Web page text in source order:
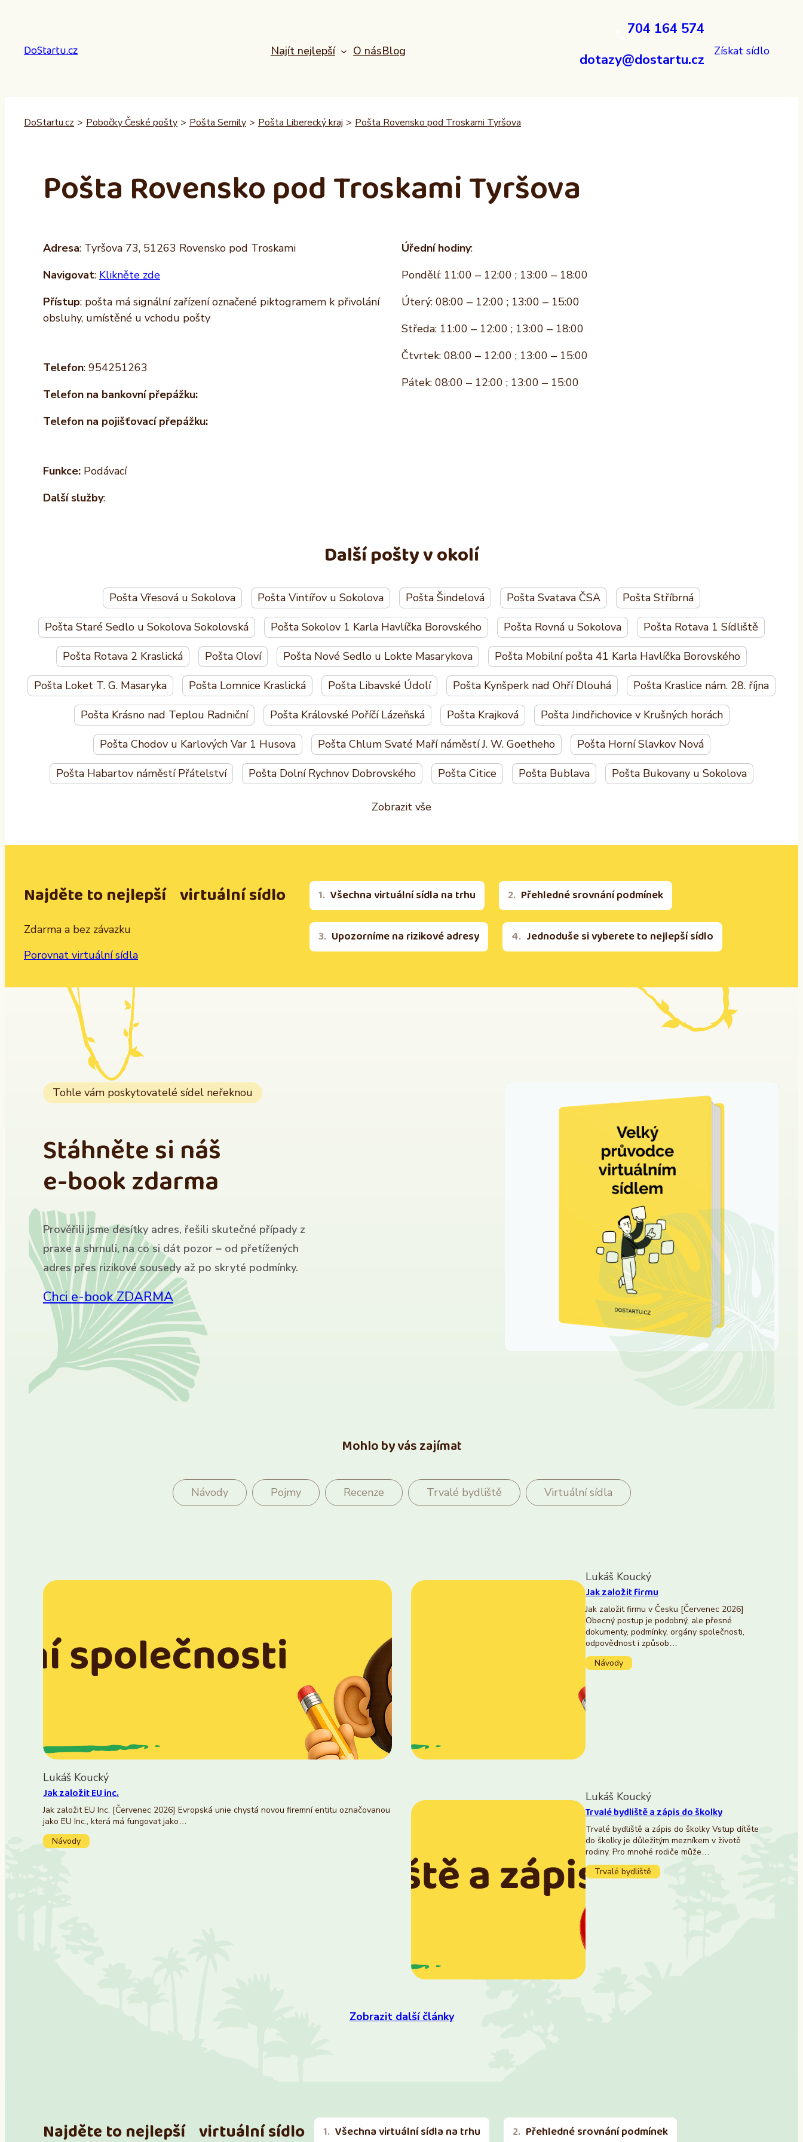
DoStartu.cz Najít nejlepší O násBlog
704 164 574
dotazy@dostartu.cz
Získat sídlo
DoStartu.cz > Pobočky České pošty > Pošta Semily > Pošta Liberecký kraj > Pošta Rovensko pod Troskami Tyršova
Pošta Rovensko pod Troskami Tyršova
Adresa: Tyršova 73, 51263 Rovensko pod Troskami
Navigovat: Klikněte zde
Přístup: pošta má signální zařízení označené piktogramem k přivolání
obsluhy, umístěné u vchodu pošty
Telefon: 954251263
Telefon na bankovní přepážku:
Telefon na pojišťovací přepážku:
Úřední hodiny:
Pondělí: 11:00 – 12:00 ; 13:00 – 18:00
Úterý: 08:00 – 12:00 ; 13:00 – 15:00
Středa: 11:00 – 12:00 ; 13:00 – 18:00
Čtvrtek: 08:00 – 12:00 ; 13:00 – 15:00
Pátek: 08:00 – 12:00 ; 13:00 – 15:00
Funkce: Podávací
Další služby:
Další pošty v okolí
Pošta Vřesová u Sokolova Pošta Vintířov u Sokolova Pošta Šindelová Pošta Svatava ČSA Pošta Stříbrná
Pošta Staré Sedlo u Sokolova Sokolovská Pošta Sokolov 1 Karla Havlíčka Borovského Pošta Rovná u Sokolova Pošta Rotava 1 Sídliště
Pošta Rotava 2 Kraslická Pošta Oloví Pošta Nové Sedlo u Lokte Masarykova Pošta Mobilní pošta 41 Karla Havlíčka Borovského
Pošta Loket T. G. Masaryka Pošta Lomnice Kraslická Pošta Libavské Údolí Pošta Kynšperk nad Ohří Dlouhá Pošta Kraslice nám. 28. října
Pošta Krásno nad Teplou Radniční Pošta Královské Poříčí Lázeňská Pošta Krajková Pošta Jindřichovice v Krušných horách
Pošta Chodov u Karlových Var 1 Husova Pošta Chlum Svaté Maří náměstí J. W. Goetheho Pošta Horní Slavkov Nová
Pošta Habartov náměstí Přátelství Pošta Dolní Rychnov Dobrovského Pošta Citice Pošta Bublava Pošta Bukovany u Sokolova
Zobrazit vše
Najděte to nejlepší virtuální sídlo
Zdarma a bez závazku
Porovnat virtuální sídla
Všechna virtuální sídla na trhu Přehledné srovnání podmínek
Upozorníme na rizikové adresy Jednoduše si vyberete to nejlepší sídlo
Tohle vám poskytovatelé sídel neřeknou
Stáhněte si náš
e-book zdarma
Prověřili jsme desítky adres, řešili skutečné případy z
praxe a shrnuli, na co si dát pozor – od přetížených
adres přes rizikové sousedy až po skryté podmínky.
Chci e-book ZDARMA
Mohlo by vás zajímat
Návody Pojmy Recenze Trvalé bydliště Virtuální sídla
Lukáš Koucký
Jak založit EU inc.
Jak založit EU Inc. [Červenec 2026] Evropská unie chystá novou firemní entitu označovanou
jako EU Inc., která má fungovat jako…
Návody
Lukáš Koucký
Jak založit firmu
Jak založit firmu v Česku [Červenec 2026]
Obecný postup je podobný, ale přesné
dokumenty, podmínky, orgány společnosti,
odpovědnost i způsob…
Návody
Lukáš Koucký
Trvalé bydliště a zápis do školky
Trvalé bydliště a zápis do školky Vstup dítěte
do školky je důležitým mezníkem v životě
rodiny. Pro mnohé rodiče může…
Trvalé bydliště
Zobrazit další články
Najděte to nejlepší virtuální sídlo Všechna virtuální sídla na trhu Přehledné srovnání podmínek